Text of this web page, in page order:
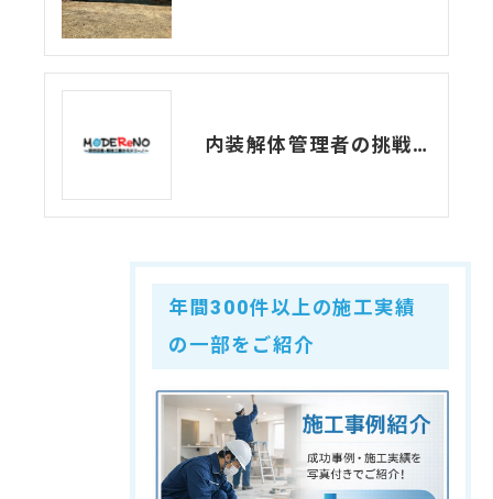
内装解体管理者の挑戦と充実感
年間300件以上の施工実績
の一部をご紹介